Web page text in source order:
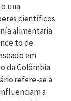
una
científicos
alimentaria
de
em
da Colômbia
refere-se à
a